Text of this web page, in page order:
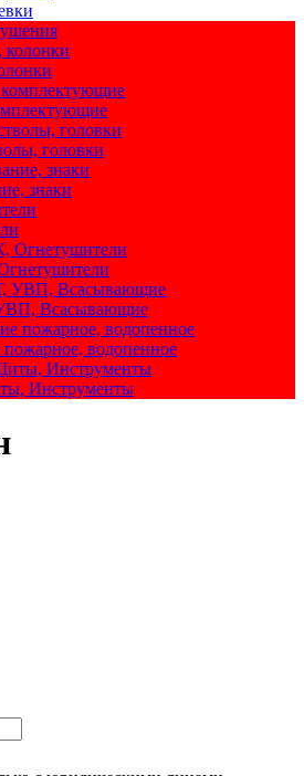
головки
знаки
Всасывающие
водопенное
Инструменты